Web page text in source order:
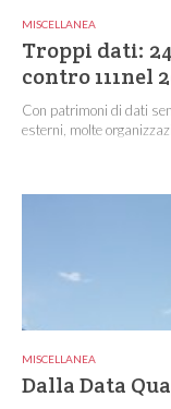
MISCELLANEA
Troppi dati:
contro 111nel
Con patrimoni di dati
esterni, molte
MISCELLANEA
Dalla Data